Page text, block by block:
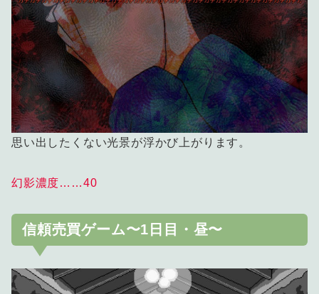
思い出したくない光景が浮かび上がります。
幻影濃度……40
信頼売買ゲーム〜1日目・昼〜